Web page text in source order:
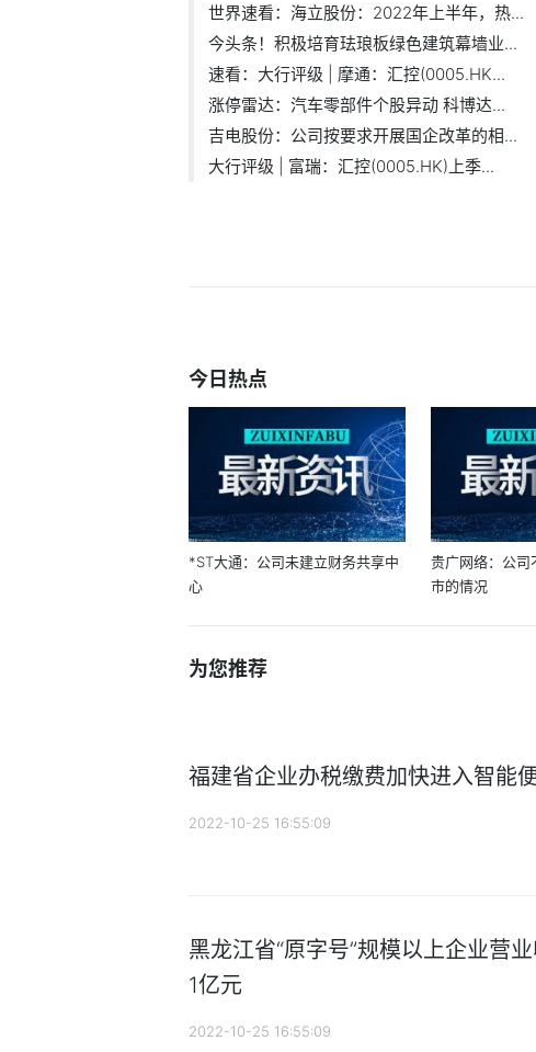
世界速看：海立股份：2022年上半年，热...
今头条！积极培育珐琅板绿色建筑幕墙业...
速看：大行评级 | 摩通：汇控(0005.HK...
涨停雷达：汽车零部件个股异动 科博达...
吉电股份：公司按要求开展国企改革的相...
大行评级 | 富瑞：汇控(0005.HK)上季...
今日热点
*ST大通：公司未建立财务共享中
心
贵广网络：公司
市的情况
为您推荐
福建省企业办税缴费加快进入智能
2022-10-25 16:55:09
黑龙江省“原字号”规模以上企业营
1亿元
2022-10-25 16:55:09